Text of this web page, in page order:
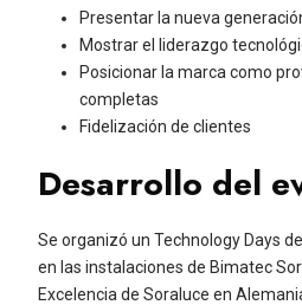
Presentar la nueva
Mostrar el liderazgo
Posicionar la marca como
completas
Fidelización de clientes
Desarrollo del
Se organizó un Technology Days
en las instalaciones de Bimatec
Excelencia de Soraluce en